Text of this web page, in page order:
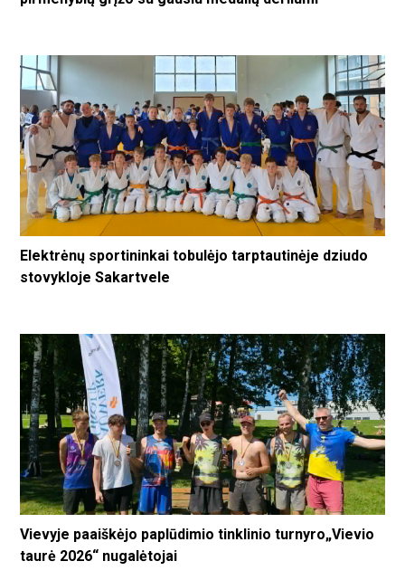
Elektrėnų sportininkai tobulėjo tarptautinėje dziudo
stovykloje Sakartvele
Vievyje paaiškėjo paplūdimio tinklinio turnyro„Vievio
taurė 2026“ nugalėtojai